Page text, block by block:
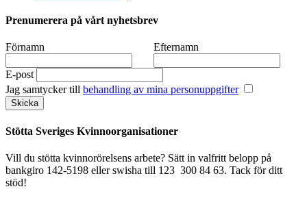
Prenumerera på vårt nyhetsbrev
Förnamn Efternamn
E-post
Jag samtycker till behandling av mina personuppgifter
Stötta Sveriges Kvinnoorganisationer
Vill du stötta kvinnorörelsens arbete? Sätt in valfritt belopp på
bankgiro 142-5198 eller swisha till 123 300 84 63. Tack för ditt
stöd!